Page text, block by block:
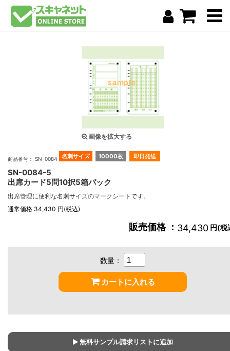
画像を拡大する
名刺サイズ 10000枚 即日発送
商品番号： SN-0084-5
SN-0084-5
出席カード5問10択5箱パック
出席管理に便利な名刺サイズのマークシートです。
通常価格 34,430 円(税込)
販売価格 ： 34,430 円(税
数量：
カートに入れる
無料サンプル請求リストに追加